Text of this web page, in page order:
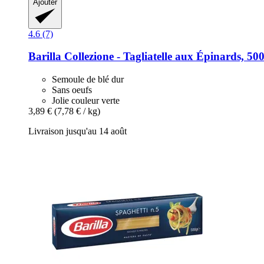
Ajouter
4.6 (7)
Barilla Collezione -​ Tagliatelle aux Épinards,
Semoule de blé dur
Sans oeufs
Jolie couleur verte
3,89 € (7,78 € / kg)
Livraison jusqu'au 14 août